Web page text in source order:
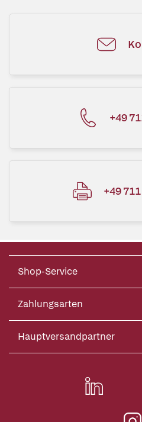
+49
+49
Shop-Service
Zahlungsarten
Hauptversandpartner